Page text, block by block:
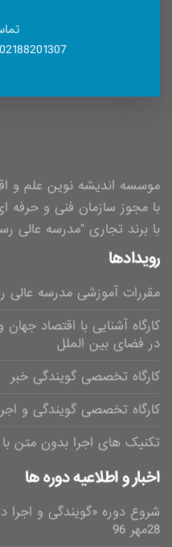
02188201307 و 02188201308
موسسه اندیشه نوین علم و
با مجوز سازمان فنی و حرفه
با برند تجاری "مدرسه عالی
رویدادها
مقررات آموزشی مدرسه عالی
کارگاه آشنایی با اقتصاد
در فضای بین الملل
کارگاه تخصصی گویندگی خبر
کارگاه تخصصی گویندگی و
تکنیک های اجرا بدون متن
اخبار و اطلاعیه دوره ها
28مهر 96